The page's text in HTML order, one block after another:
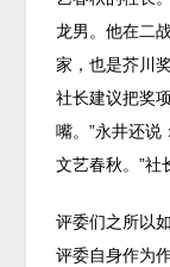
龙男。他在二
家，也是芥川
社长建议把奖
嘴。”永井还说
文艺春秋。”社
评委们之所以
评委自身作为